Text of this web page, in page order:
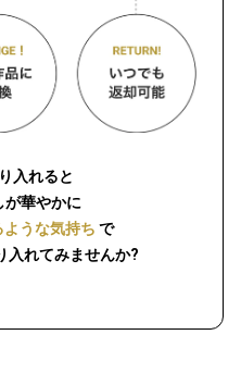
入れると
が華やかに
うな気持ち で
入れてみませんか?